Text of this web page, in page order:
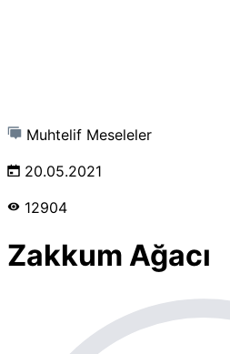
Muhtelif Meseleler
20.05.2021
12904
Zakkum Ağacı